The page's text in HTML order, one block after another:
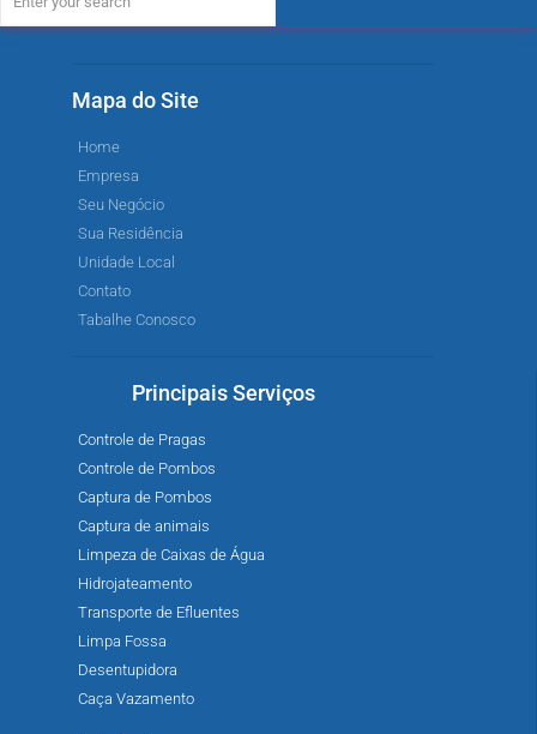
Mapa do Site
Home
Empresa
Seu Negócio
Sua Residência
Unidade Local
Contato
Tabalhe Conosco
Principais Serviços
Controle de Pragas
Controle de Pombos
Captura de Pombos
Captura de animais
Limpeza de Caixas de Água
Hidrojateamento
Transporte de Efluentes
Limpa Fossa
Desentupidora
Caça Vazamento